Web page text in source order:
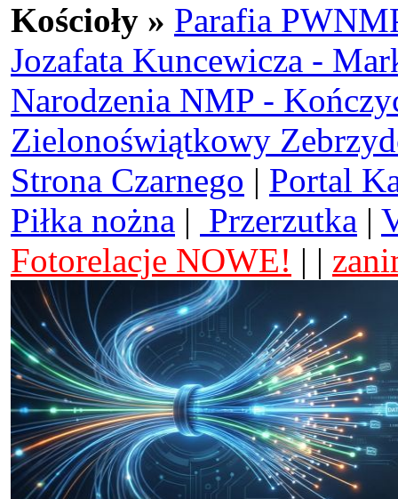
Kościoły » Parafia
Jozafata Kuncewicza -
Narodzenia NMP -
Zielonoświątkowy
Strona Czarnego | Portal
Piłka nożna | Przerzutka |
Fotorelacje NOWE! | |